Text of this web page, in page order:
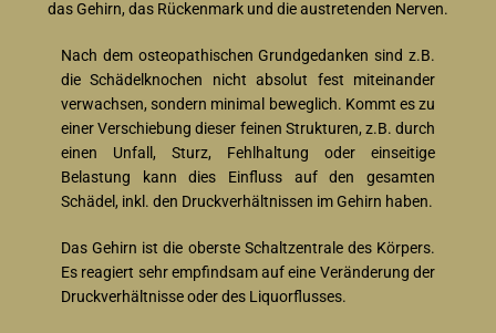
das Gehirn, das Rückenmark und die austretenden Nerven.
Nach dem osteopathischen Grundgedanken sind z.B.
die Schädelknochen nicht absolut fest miteinander
verwachsen, sondern minimal beweglich. Kommt es zu
einer Verschiebung dieser feinen Strukturen, z.B. durch
einen Unfall, Sturz, Fehlhaltung oder einseitige
Belastung kann dies Einfluss auf den gesamten
Schädel, inkl. den Druckverhältnissen im Gehirn haben.
Das Gehirn ist die oberste Schaltzentrale des Körpers.
Es reagiert sehr empfindsam auf eine Veränderung der
Druckverhältnisse oder des Liquorflusses.